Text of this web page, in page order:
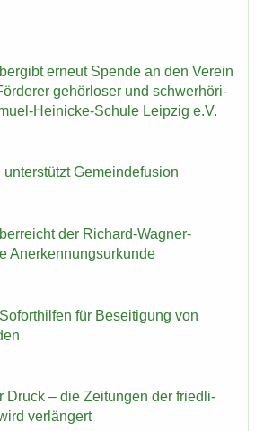
er­neut Spen­de an den Ver­ein
ge­hör­lo­ser und schwer­hö­ri­
​Heinicke-Schule Leip­zig e.V.
Ge­mein­de­fu­si­on
der Richard-​Wagner-
An­er­ken­nungs­ur­kun­de
für Be­sei­ti­gung von
Druck – die Zei­tun­gen der fried­li­
ver­län­gert